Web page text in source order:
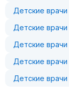
Детские
Детские
Детские врачи
Детские врачи
Детские врачи